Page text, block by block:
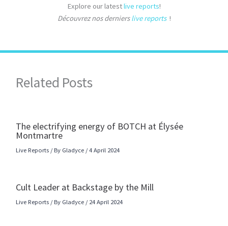
Explore our latestlive reports!
Découvrez nos dernierslive reports !
Related Posts
The electrifying energy of BOTCH at Élysée
Montmartre
Live Reports / By Gladyce /4 April 2024
Cult Leader at Backstage by the Mill
Live Reports / By Gladyce /24 April 2024